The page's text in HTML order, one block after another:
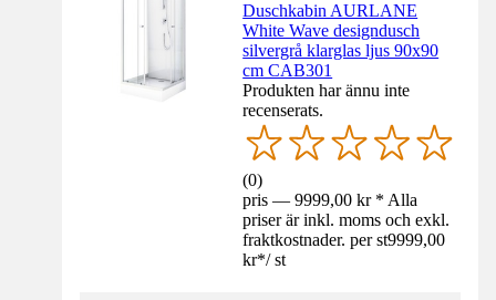
Duschkabin AURLANE
White Wave designdusch
silvergrå klarglas ljus 90x90
cm CAB301
Produkten har ännu inte
recenserats.
(0)
pris — 9999,00 kr * Alla
priser är inkl. moms och exkl.
fraktkostnader. per st9999,00
kr*/ st